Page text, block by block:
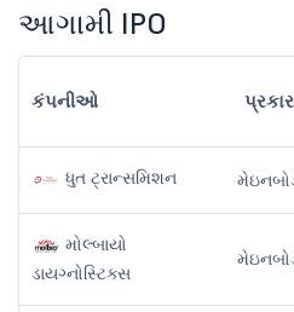
આગામી IPO
કંપનીઓ પ્રકાર
ધુત ટ્રાન્સમિશન
મોલ્બાયો
ડાયગ્નોસ્ટિક્સ